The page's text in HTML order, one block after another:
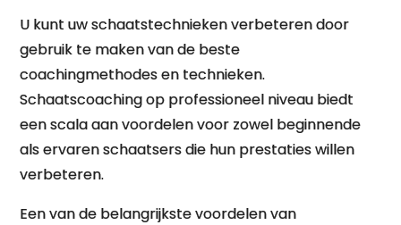
U kunt uw schaatstechnieken verbeteren door
gebruik te maken van de beste
coachingmethodes en technieken.
Schaatscoaching op professioneel niveau biedt
een scala aan voordelen voor zowel beginnende
als ervaren schaatsers die hun prestaties willen
verbeteren.
Een van de belangrijkste voordelen van